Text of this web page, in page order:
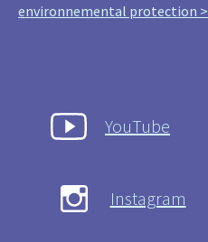
environnemental protection >
YouTube
Instagram